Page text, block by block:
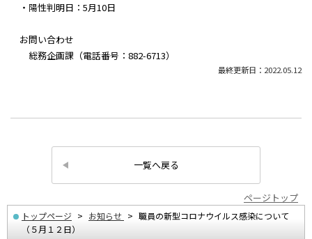
・陽性判明日：5月10日
お問い合わせ
総務企画課（電話番号：882-6713）
最終更新日：2022.05.12
一覧へ戻る
ページトップ
トップページ お知らせ
職員の新型コロナウイルス感染について
（５月１２日）